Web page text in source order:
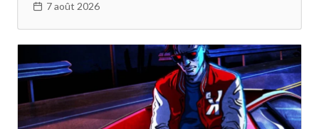
7 août 2026